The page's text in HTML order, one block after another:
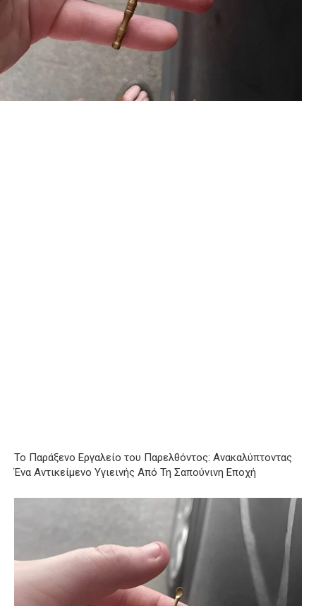
Το Παράξενο Εργαλείο του Παρελθόντος: Ανακαλύπτοντας
Ένα Αντικείμενο Υγιεινής Από Τη Σαπούνινη Εποχή